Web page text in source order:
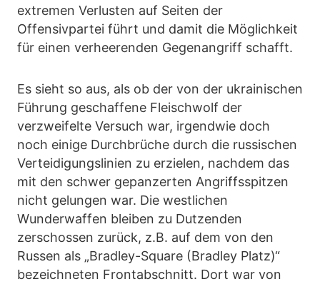
extremen Verlusten auf Seiten der
Offensivpartei führt und damit die Möglichkeit
für einen verheerenden Gegenangriff schafft.
Es sieht so aus, als ob der von der ukrainischen
Führung geschaffene Fleischwolf der
verzweifelte Versuch war, irgendwie doch
noch einige Durchbrüche durch die russischen
Verteidigungslinien zu erzielen, nachdem das
mit den schwer gepanzerten Angriffsspitzen
nicht gelungen war. Die westlichen
Wunderwaffen bleiben zu Dutzenden
zerschossen zurück, z.B. auf dem von den
Russen als „Bradley-Square (Bradley Platz)“
bezeichneten Frontabschnitt. Dort war von